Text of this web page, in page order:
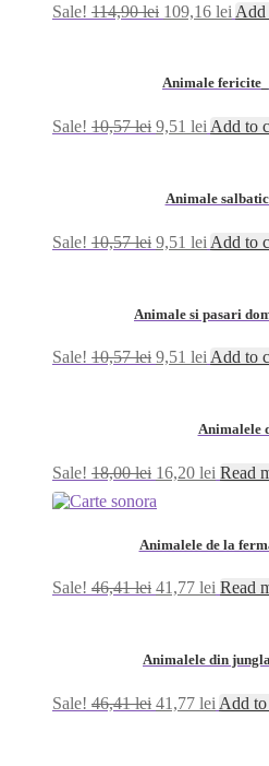
Sale! 114,90lei 109,16 lei Add
Animale
Sale! 10,57lei 9,51 lei Add to
Animale
Sale! 10,57lei 9,51 lei Add to
Animale si pasari
Sale! 10,57lei 9,51 lei Add to
Animalele
Sale! 18,00lei 16,20 lei Read
Animalele de la
Sale! 46,41lei 41,77 lei Read
Animalele din
Sale! 46,41lei 41,77 lei Add to